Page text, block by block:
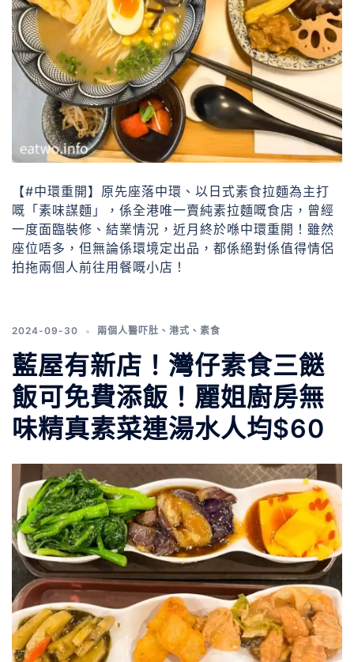
【#中環重開】原先座落中環、以日式素食拉麵為主打
嘅「素味謀麵」，係全港唯一賣純素拉麵嘅食店，曾經
一度面臨裝修、結業情況，近月終於喺中環重開！雖然
座位唔多，但無論係環境定出品，都係絕對係值得情侶
拍拖兩個人前往用餐嘅小店！
2024-09-30 兩個人醫吓肚 、 港式 、 素食
藍屋有新店！灣仔素食三餸
飯可免費添飯！麗姐廚房無
味精真素菜連湯水人均$60